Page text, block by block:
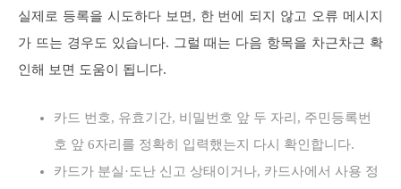
실제로 등록을 시도하다 보면, 한 번에 되지 않고 오류 메시지
가 뜨는 경우도 있습니다. 그럴 때는 다음 항목을 차근차근 확
인해 보면 도움이 됩니다.
카드 번호, 유효기간, 비밀번호 앞 두 자리, 주민등록번
호 앞 6자리를 정확히 입력했는지 다시 확인합니다.
카드가 분실·도난 신고 상태이거나, 카드사에서 사용 정